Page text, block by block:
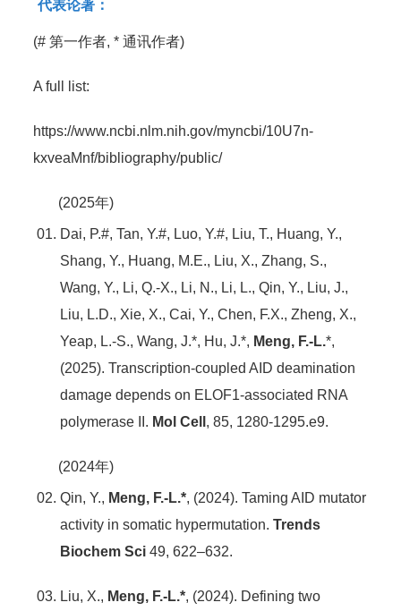
代表论著：
(# 第一作者, * 通讯作者)
A full list:
https://www.ncbi.nlm.nih.gov/myncbi/10U7n-
kxveaMnf/bibliography/public/
(2025年)
Dai, P.#, Tan, Y.#, Luo, Y.#, Liu, T., Huang, Y.,
Shang, Y., Huang, M.E., Liu, X., Zhang, S.,
Wang, Y., Li, Q.-X., Li, N., Li, L., Qin, Y., Liu, J.,
Liu, L.D., Xie, X., Cai, Y., Chen, F.X., Zheng, X.,
Yeap, L.-S., Wang, J.*, Hu, J.*, Meng, F.-L.*,
(2025). Transcription-coupled AID deamination
damage depends on ELOF1-associated RNA
polymerase II. Mol Cell , 85, 1280-1295.e9.
(2024年)
Qin, Y., Meng, F.-L.*, (2024). Taming AID mutator
activity in somatic hypermutation.Trends
Biochem Sci 49, 622–632.
Liu, X., Meng, F.-L.*, (2024). Defining two